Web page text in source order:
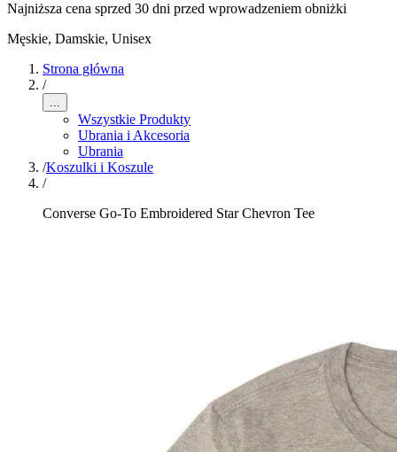
Najniższa cena sprzed 30 dni przed wprowadzeniem obniżki
Męskie, Damskie, Unisex
Strona główna
/
...
Wszystkie Produkty
Ubrania i Akcesoria
Ubrania
/Koszulki i Koszule
/
Converse Go-To Embroidered Star Chevron Tee